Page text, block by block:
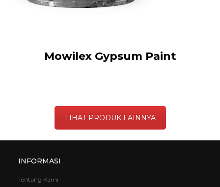
Mowilex Gypsum Paint
LIHAT PRODUK LAINNYA
INFORMASI
Tentang Kami